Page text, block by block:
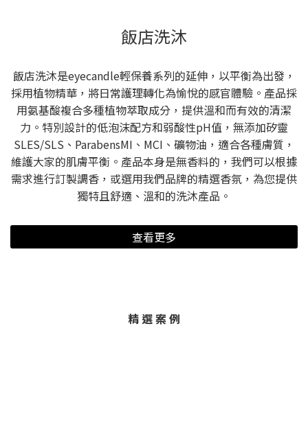
飯店洗沐
飯店洗沐是eyecandle輕保養系列的延伸，以平衡為出發，
採用植物精華，將日常護理轉化為愉悅的感官體驗。產品採
用氨基酸複合多種植物萃取成分，提供溫和而有效的清潔
力。特別設計的低泡沫配方和弱酸性pH值，無添加矽靈
SLES/SLS、ParabensMI、MCI、礦物油，適合各種膚質，
維護大家的肌膚平衡。產品本身是無香料的，我們可以根據
需求進行訂製調香，或選用我們品牌的精選香氛，為您提供
獨特且舒適、溫和的洗沐產品。
查看更多
精 選 案 例